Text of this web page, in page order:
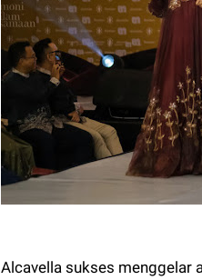
Alcavella sukses menggelar